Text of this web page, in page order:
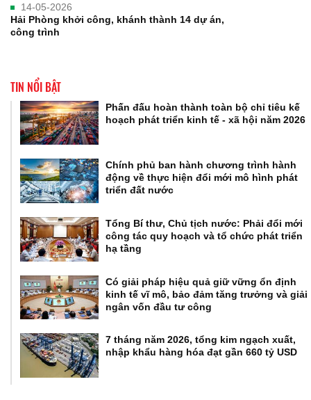
14-05-2026
Hải Phòng khởi công, khánh thành 14 dự án,
công trình
TIN NỔI BẬT
Phấn đấu hoàn thành toàn bộ chỉ tiêu kế
hoạch phát triển kinh tế - xã hội năm 2026
Chính phủ ban hành chương trình hành
động về thực hiện đổi mới mô hình phát
triển đất nước
Tổng Bí thư, Chủ tịch nước: Phải đổi mới
công tác quy hoạch và tổ chức phát triển
hạ tầng
Có giải pháp hiệu quả giữ vững ổn định
kinh tế vĩ mô, bảo đảm tăng trưởng và giải
ngân vốn đầu tư công
7 tháng năm 2026, tổng kim ngạch xuất,
nhập khẩu hàng hóa đạt gần 660 tỷ USD